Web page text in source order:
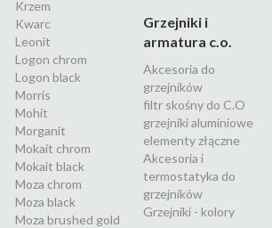
Krzem
Kwarc
Leonit
Logon chrom
Logon black
Morris
Mohit
Morganit
Mokait chrom
Mokait black
Moza chrom
Moza black
Moza brushed gold
Grzejniki i
armatura c.o.
Akcesoria do
grzejników
filtr skośny do C.O
grzejniki aluminiowe
elementy złączne
Akcesoria i
termostatyka do
grzejników
Grzejniki - kolory